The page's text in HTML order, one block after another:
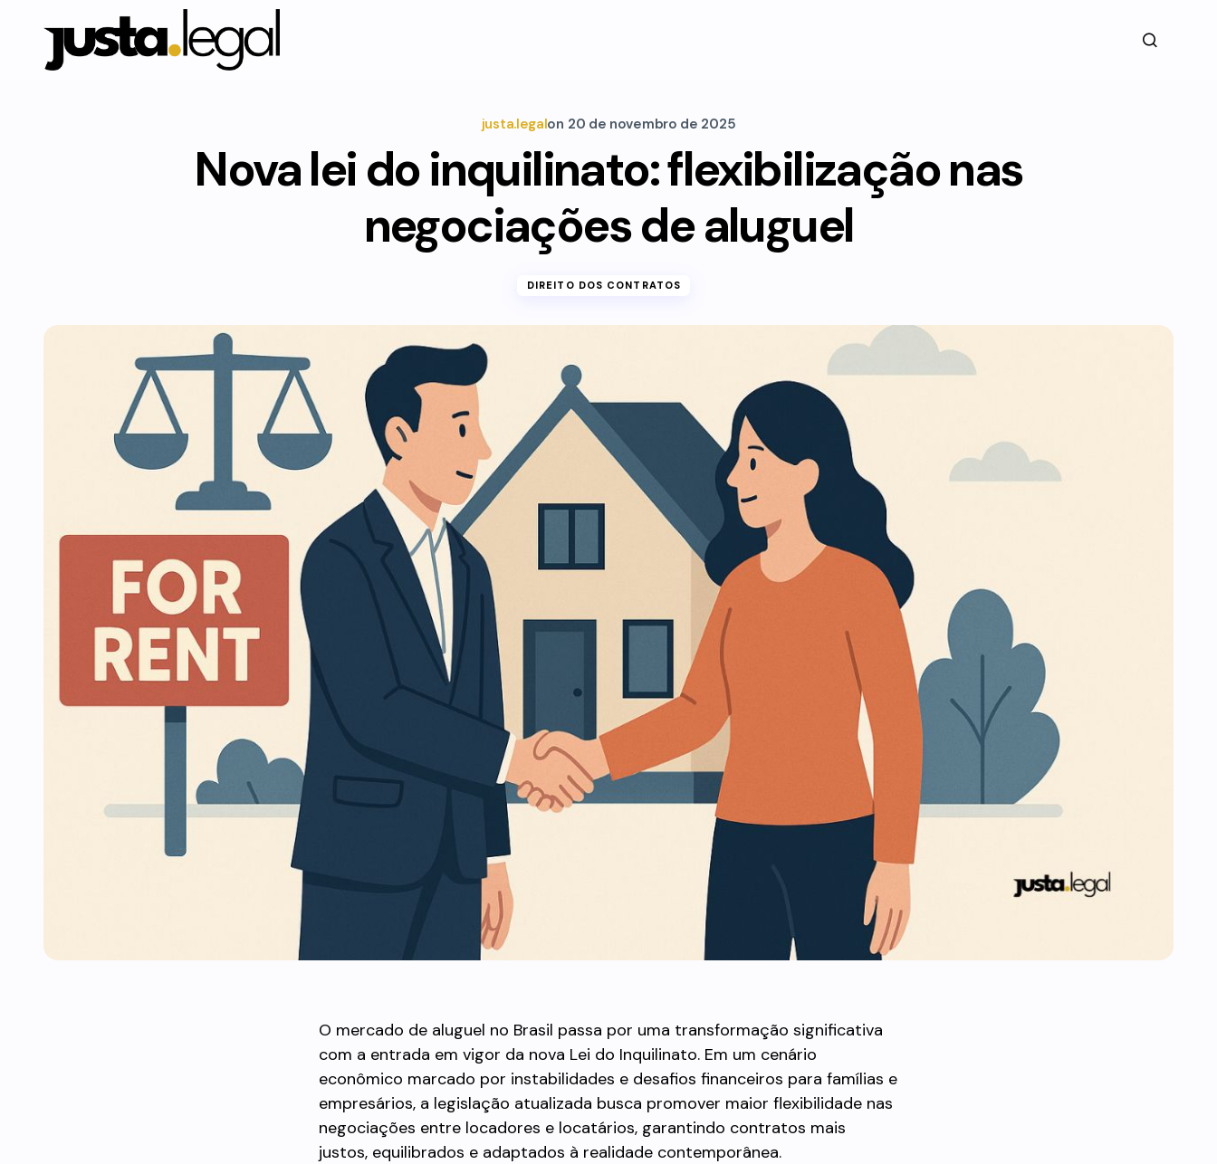
justa.legalon 20 de novembro de 2025
Nova lei do inquilinato: flexibilização nas
negociações de aluguel
DIREITO DOS CONTRATOS
O mercado de aluguel no Brasil passa por uma transformação significativa
com a entrada em vigor da nova Lei do Inquilinato. Em um cenário
econômico marcado por instabilidades e desafios financeiros para famílias e
empresários, a legislação atualizada busca promover maior flexibilidade nas
negociações entre locadores e locatários, garantindo contratos mais
justos, equilibrados e adaptados à realidade contemporânea.